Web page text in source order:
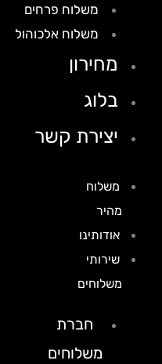
משלוח פרחים
משלוח אלכוהול
מחירון
בלוג
יצירת קשר
משלוח
אודותינו
שירותי
משלוחים
חברת
משלוחים